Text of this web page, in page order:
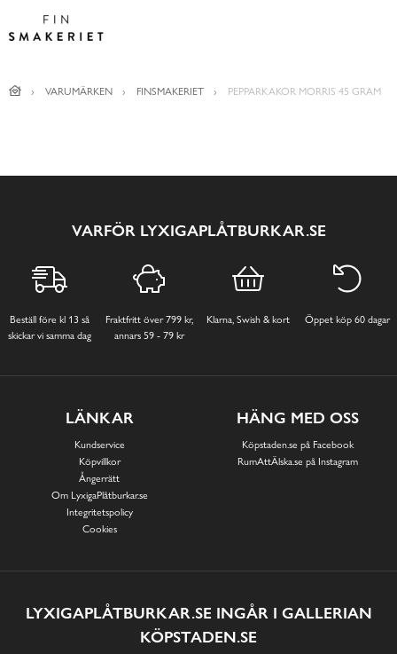
VARUMÄRKEN FINSMAKERIET PEPPARKAKOR MORRIS 45 GRAM
VARFÖR LYXIGAPLÅTBURKAR.SE
Beställ före kl 13 så
skickar vi samma dag
Fraktfritt över 799 kr,
annars 59 - 79 kr
Klarna, Swish & kort Öppet köp 60 dagar
LÄNKAR
Kundservice
Köpvillkor
Ångerrätt
Om LyxigaPlåtburkar.se
Integritetspolicy
Cookies
HÄNG MED OSS
Köpstaden.se på Facebook
RumAttÄlska.se på Instagram
LYXIGAPLÅTBURKAR.SE INGÅR I GALLERIAN
KÖPSTADEN.SE